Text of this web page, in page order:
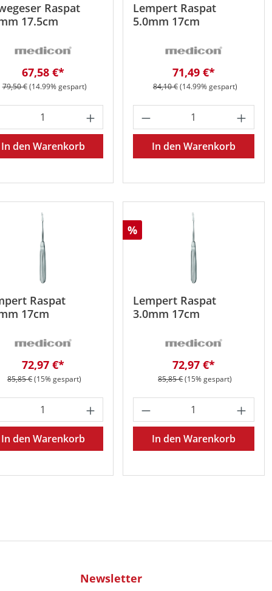
benutze die Schaltflächen um
Wert ein oder benutze
Raspat
17.5cm
Verkaufspreis:
67,58 €*
Regulärer Preis:
79,50 €(14.99% gespart)
Anzahl: Gib den gewünschten
In den Warenkorb
Lempert Raspat
5.0mm 17cm
Verkaufspreis:
71,49 €*
Regulärer Preis:
84,10 €(14.99% gespart)
Produkt Anzahl:
In den Warenkorb
benutze die Schaltflächen um
Wert ein oder benutze
Raspat
17cm
Verkaufspreis:
72,97 €*
Regulärer Preis:
85,85 €(15% gespart)
Anzahl: Gib den gewünschten
In den Warenkorb
Rabatt
%
Lempert Raspat
3.0mm 17cm
Verkaufspreis:
72,97 €*
Regulärer Preis:
85,85 €(15% gespart)
Produkt Anzahl:
In den Warenkorb
Newsletter